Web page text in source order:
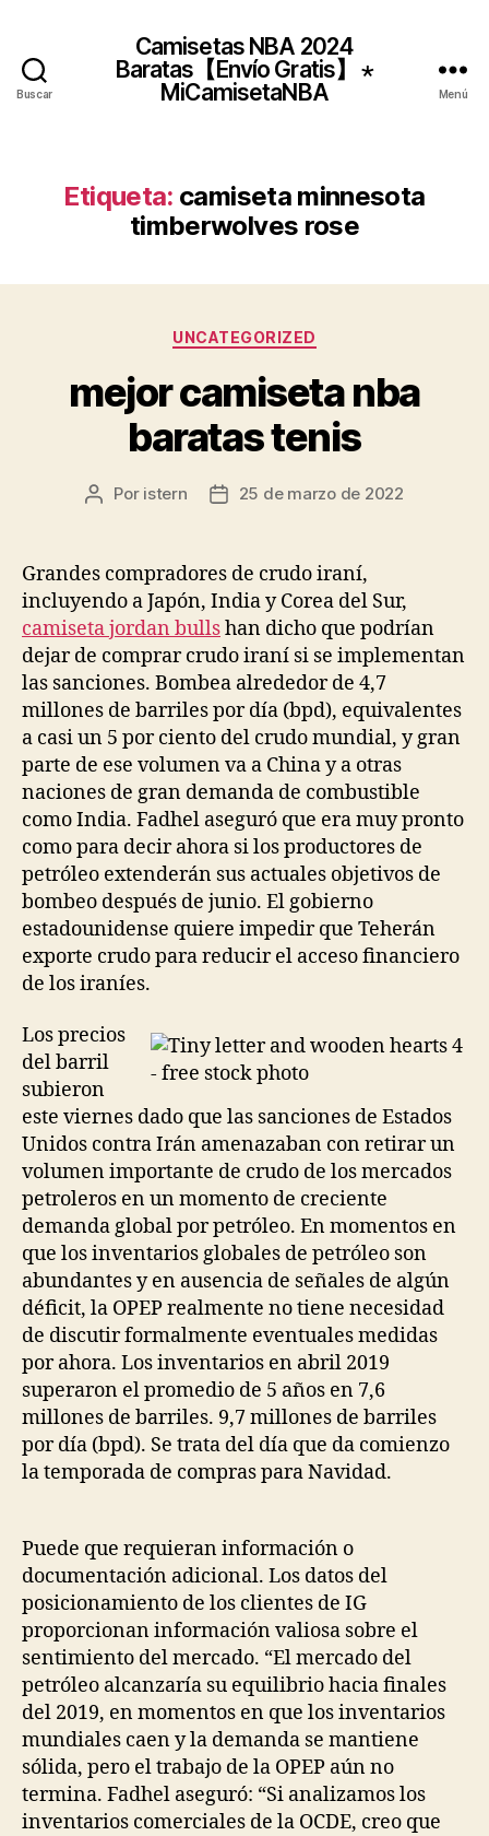
Buscar
Camisetas NBA 2024
Baratas【Envío Gratis】 ⋆
MiCamisetaNBA
Menú
Etiqueta: camiseta minnesota
timberwolves rose
Categorías
UNCATEGORIZED
mejor camiseta nba
baratas tenis
Autor
entrada
Por istern
Fecha
entrada
25 de marzo de 2022
Grandes compradores de crudo iraní,
incluyendo a Japón, India y Corea del Sur,
camiseta jordan bullshan dicho que podrían
dejar de comprar crudo iraní si se implementan
las sanciones. Bombea alrededor de 4,7
millones de barriles por día (bpd), equivalentes
a casi un 5 por ciento del crudo mundial, y gran
parte de ese volumen va a China y a otras
naciones de gran demanda de combustible
como India. Fadhel aseguró que era muy pronto
como para decir ahora si los productores de
petróleo extenderán sus actuales objetivos de
bombeo después de junio. El gobierno
estadounidense quiere impedir que Teherán
exporte crudo para reducir el acceso financiero
de los iraníes.
Los precios
del barril
subieron
este viernes dado que las sanciones de Estados
Unidos contra Irán amenazaban con retirar un
volumen importante de crudo de los mercados
petroleros en un momento de creciente
demanda global por petróleo. En momentos en
que los inventarios globales de petróleo son
abundantes y en ausencia de señales de algún
déficit, la OPEP realmente no tiene necesidad
de discutir formalmente eventuales medidas
por ahora. Los inventarios en abril 2019
superaron el promedio de 5 años en 7,6
millones de barriles. 9,7 millones de barriles
por día (bpd). Se trata del día que da comienzo
la temporada de compras para Navidad.
Puede que requieran información o
documentación adicional. Los datos del
posicionamiento de los clientes de IG
proporcionan información valiosa sobre el
sentimiento del mercado. “El mercado del
petróleo alcanzaría su equilibrio hacia finales
del 2019, en momentos en que los inventarios
mundiales caen y la demanda se mantiene
sólida, pero el trabajo de la OPEP aún no
termina. Fadhel aseguró: “Si analizamos los
inventarios comerciales de la OCDE, creo que